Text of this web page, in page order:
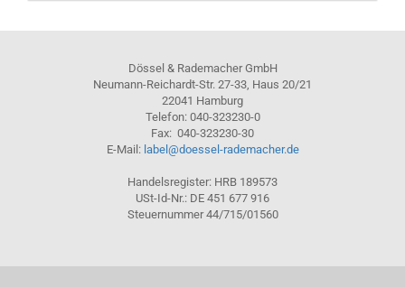
Dössel & Rademacher GmbH
Neumann-Reichardt-Str. 27-33, Haus 20/21
22041 Hamburg
Telefon: 040-323230-0
Fax: 040-323230-30
E-Mail: label@doessel-rademacher.de
Handelsregister: HRB 189573
USt-Id-Nr.: DE 451 677 916
Steuernummer 44/715/01560